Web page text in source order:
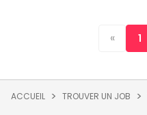
« 1
ACCUEIL TROUVER UN JOB